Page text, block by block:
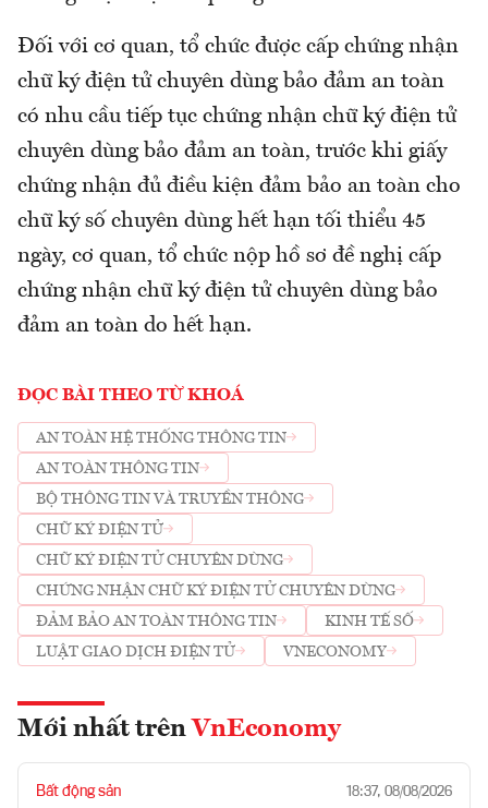
Đối với cơ quan, tổ chức được cấp chứng nhận
chữ ký điện tử chuyên dùng bảo đảm an toàn
có nhu cầu tiếp tục chứng nhận chữ ký điện tử
chuyên dùng bảo đảm an toàn, trước khi giấy
chứng nhận đủ điều kiện đảm bảo an toàn cho
chữ ký số chuyên dùng hết hạn tối thiểu 45
ngày, cơ quan, tổ chức nộp hồ sơ đề nghị cấp
chứng nhận chữ ký điện tử chuyên dùng bảo
đảm an toàn do hết hạn.
ĐỌC BÀI THEO TỪ KHOÁ
AN TOÀN HỆ THỐNG THÔNG TIN
AN TOÀN THÔNG TIN
BỘ THÔNG TIN VÀ TRUYỀN THÔNG
CHỮ KÝ ĐIỆN TỬ
CHỮ KÝ ĐIỆN TỬ CHUYÊN DÙNG
CHỨNG NHẬN CHỮ KÝ ĐIỆN TỬ CHUYÊN DÙNG
ĐẢM BẢO AN TOÀN THÔNG TIN
KINH TẾ SỐ
LUẬT GIAO DỊCH ĐIỆN TỬ
VNECONOMY
Mới nhất trên VnEconomy
Bất động sản 18:37, 08/08/2026